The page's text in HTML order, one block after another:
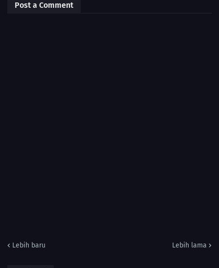
Post a Comment
Lebih baru Lebih lama